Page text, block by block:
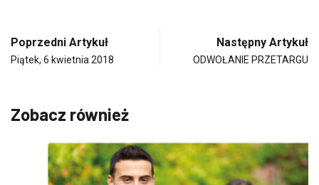
Poprzedni Artykuł
Piątek, 6 kwietnia 2018
Następny Artykuł
ODWOŁANIE PRZETARGU
Zobacz również